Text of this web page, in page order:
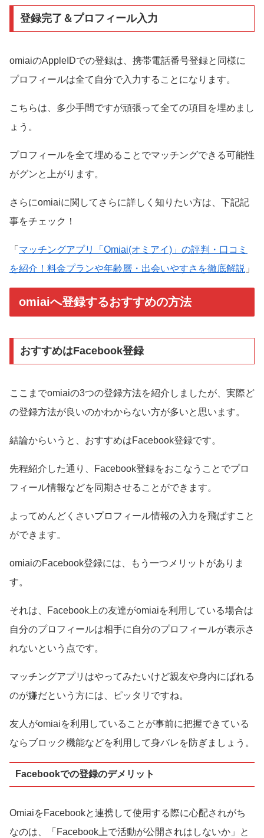
登録完了＆プロフィール入力
omiaiのAppleIDでの登録は、携帯電話番号登録と同様に
プロフィールは全て自分で入力することになります。
こちらは、多少手間ですが頑張って全ての項目を埋めまし
ょう。
プロフィールを全て埋めることでマッチングできる可能性
がグンと上がります。
さらにomiaiに関してさらに詳しく知りたい方は、下記記
事をチェック！
「 マッチングアプリ「Omiai(オミアイ)」の評判・口コミ
を紹介！料金プランや年齢層・出会いやすさを徹底解説 」
omiaiへ登録するおすすめの方法
おすすめはFacebook登録
ここまでomiaiの3つの登録方法を紹介しましたが、実際ど
の登録方法が良いのかわからない方が多いと思います。
結論からいうと、おすすめはFacebook登録です。
先程紹介した通り、Facebook登録をおこなうことでプロ
フィール情報などを同期させることができます。
よってめんどくさいプロフィール情報の入力を飛ばすこと
ができます。
omiaiのFacebook登録には、もう一つメリットがありま
す。
それは、Facebook上の友達がomiaiを利用している場合は
自分のプロフィールは相手に自分のプロフィールが表示さ
れないという点です。
マッチングアプリはやってみたいけど親友や身内にばれる
のが嫌だという方には、ピッタリですね。
友人がomiaiを利用していることが事前に把握できている
ならブロック機能などを利用して身バレを防ぎましょう。
Facebookでの登録のデメリット
OmiaiをFacebookと連携して使用する際に心配されがち
なのは、「Facebook上で活動が公開されはしないか」と